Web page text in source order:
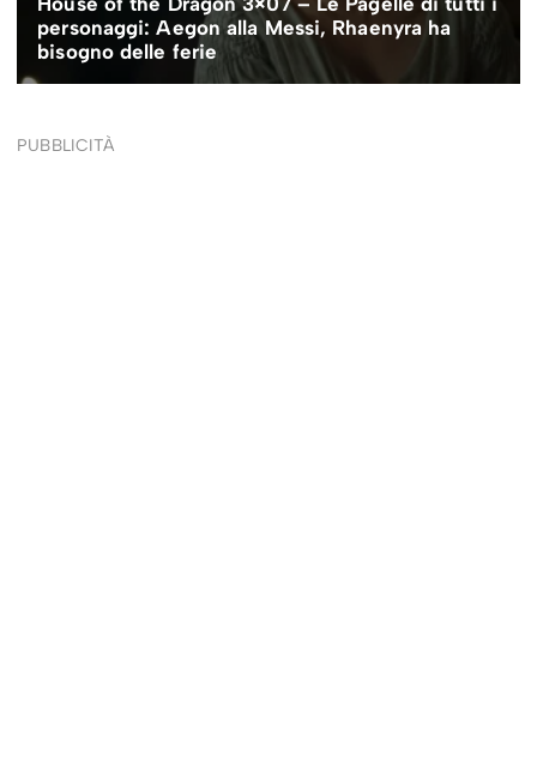
PUBBLICITÀ